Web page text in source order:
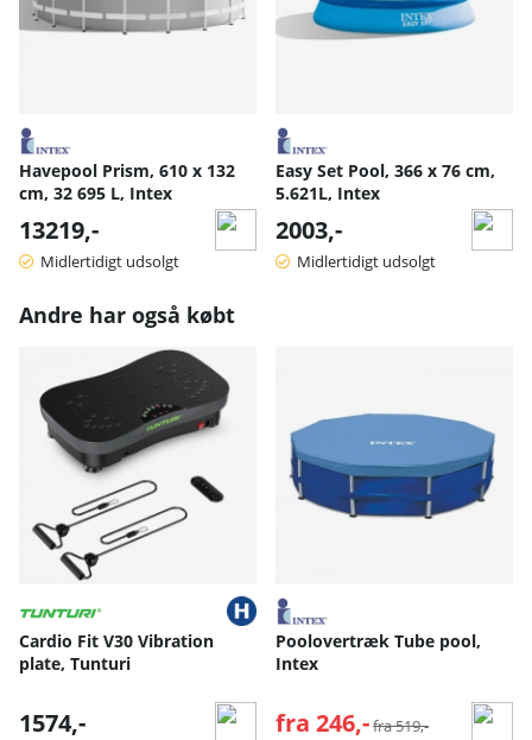
Havepool Prism, 610 x 132
cm, 32 695 L, Intex
13219,-
Midlertidigt udsolgt
Easy Set Pool, 366 x 76 cm,
5.621L, Intex
2003,-
Midlertidigt udsolgt
Andre har også købt
Cardio Fit V30 Vibration
plate, Tunturi
1574,-
Poolovertræk Tube pool,
Intex
fra 246,- Normalpris:
fra 519,-